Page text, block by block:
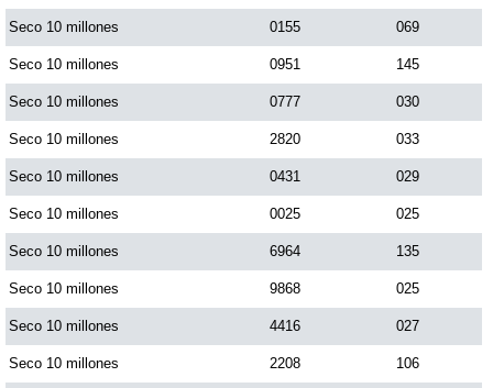
Seco 10 millones 0155 069
Seco 10 millones 0951 145
Seco 10 millones 0777 030
Seco 10 millones 2820 033
Seco 10 millones 0431 029
Seco 10 millones 0025 025
Seco 10 millones 6964 135
Seco 10 millones 9868 025
Seco 10 millones 4416 027
Seco 10 millones 2208 106